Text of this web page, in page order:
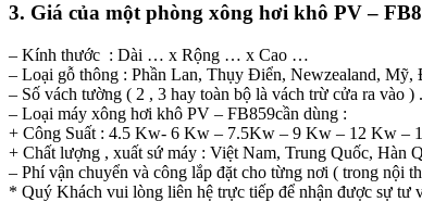
3. Giá của một phòng xông hơi khô PV –
– Kính thước : Dài … x Rộng … x Cao …
– Loại gỗ thông : Phần Lan, Thụy Điển, Newzealand, Mỹ,
– Số vách tường ( 2 , 3 hay toàn bộ là vách trừ cửa ra vào
– Loại máy xông hơi khô PV – FB859cần dùng :
+ Công Suất : 4.5 Kw- 6 Kw – 7.5Kw – 9 Kw – 12 Kw
+ Chất lượng , xuất sứ máy : Việt Nam, Trung Quốc,
– Phí vận chuyển và công lắp đặt cho từng nơi ( trong nội
* Quý Khách vui lòng liên hệ trực tiếp để nhận được sự tư